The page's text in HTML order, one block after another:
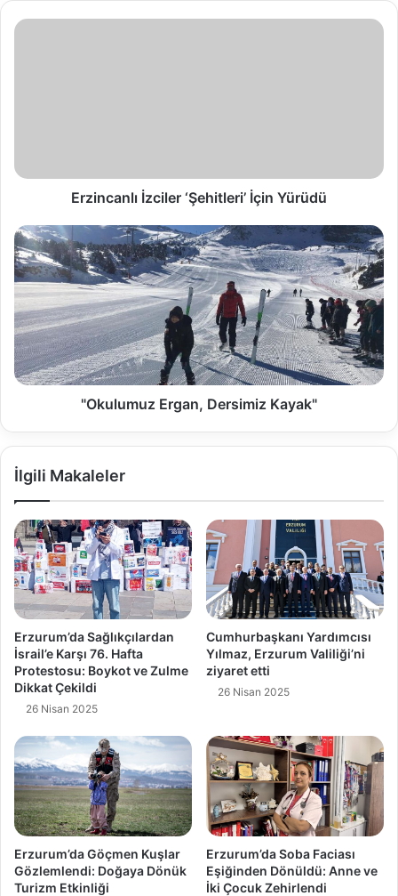
Erzincanlı İzciler ‘Şehitleri’ İçin Yürüdü
"Okulumuz Ergan, Dersimiz Kayak"
İlgili Makaleler
Erzurum’da Sağlıkçılardan
İsrail’e Karşı 76. Hafta
Protestosu: Boykot ve Zulme
Dikkat Çekildi
26 Nisan 2025
Cumhurbaşkanı Yardımcısı
Yılmaz, Erzurum Valiliği’ni
ziyaret etti
26 Nisan 2025
Erzurum’da Göçmen Kuşlar
Gözlemlendi: Doğaya Dönük
Turizm Etkinliği
Erzurum’da Soba Faciası
Eşiğinden Dönüldü: Anne ve
İki Çocuk Zehirlendi